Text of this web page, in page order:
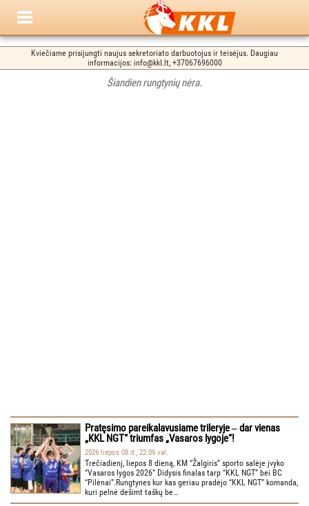
Kviečiame prisijungti naujus sekretoriato darbuotojus ir teisėjus. Daugiau
informacijos: info@kkl.lt, +37067696000
Šiandien rungtynių nėra.
Pratęsimo pareikalavusiame trileryje ‒ dar vienas
„KKL NGT“ triumfas „Vasaros lygoje“!
2026 liepos 08 d., 22:09 val.
Trečiadienį, liepos 8 dieną, KM “Žalgiris” sporto salėje įvyko
“Vasaros lygos 2026” Didysis finalas tarp “KKL NGT” bei BC
“Pilėnai”.Rungtynes kur kas geriau pradėjo “KKL NGT” komanda,
kuri pelnė dešimt taškų be…